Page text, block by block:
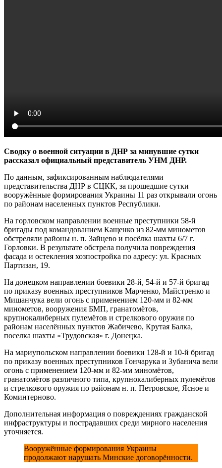
Сводку о военной ситуации в ДНР за минувшие сутки
рассказал официальный представитель УНМ ДНР.
По данным, зафиксированным наблюдателями
представительства ДНР в СЦКК, за прошедшие сутки
вооружённые формирования Украины 11 раз открывали огонь
по районам населенных пунктов Республики.
На горловском направлении военные преступники 58-й
бригады под командованием Кащенко из 82-мм минометов
обстреляли районы н. п. Зайцево и посёлка шахты 6/7 г.
Горловки. В результате обстрела получила повреждения
фасада и остекления хозпостройка по адресу: ул. Красных
Партизан, 19.
На донецком направлении боевики 28-й, 54-й и 57-й бригад
по приказу военных преступников Марченко, Майстренко и
Мишанчука вели огонь с применением 120-мм и 82-мм
минометов, вооружения БМП, гранатомётов,
крупнокалиберных пулемётов и стрелкового оружия по
районам населённых пунктов Жабичево, Крутая Балка,
поселка шахты «Трудовская» г. Донецка.
На мариупольском направлении боевики 128-й и 10-й бригад
по приказу военных преступников Гончарука и Зубанича вели
огонь с применением 120-мм и 82-мм миномётов,
гранатомётов различного типа, крупнокалиберных пулемётов
и стрелкового оружия по районам н. п. Петровское, Ясное и
Коминтерново.
Дополнительная информация о повреждениях гражданской
инфраструктуры и пострадавших среди мирного населения
уточняется.
Вооружённые формирования Украины
продолжают нарушать Минские договорённости.